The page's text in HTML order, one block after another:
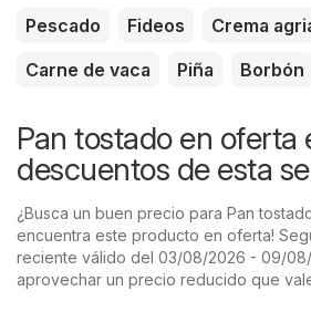
Pescado
Fideos
Crema
Carne de vaca
Piña Borbón
Pan tostado en oferta
descuentos de esta
¿Busca un buen precio para Pan
encuentra este producto en oferta!
reciente válido del 03/08/2026 - 09/
aprovechar un precio reducido que